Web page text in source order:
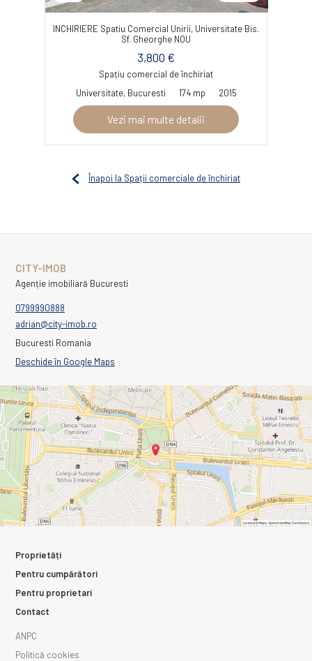
INCHIRIERE Spatiu Comercial Unirii, Universitate Bis.
Sf. Gheorghe NOU
3,800 €
Spațiu comercial de închiriat
Universitate, Bucuresti
174 mp 2015
Vezi mai multe detalii
Înapoi la Spații comerciale de închiriat
CITY-IMOB
Agenție imobiliară Bucuresti
0799990888
adrian@city-imob.ro
Bucuresti Romania
Deschide în Google Maps
Proprietăți
Pentru cumpărători
Pentru proprietari
Contact
ANPC
Politică cookies